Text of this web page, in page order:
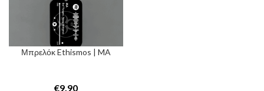
Μπρελόκ Ethismos | MA
€